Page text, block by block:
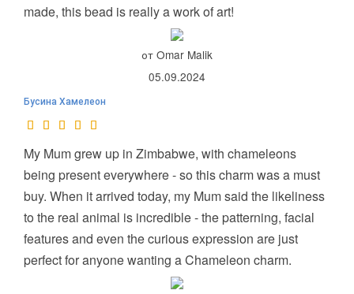
made, this bead is really a work of art!
от Omar Malik
05.09.2024
Бусина Хамелеон
My Mum grew up in Zimbabwe, with chameleons
being present everywhere - so this charm was a must
buy. When it arrived today, my Mum said the likeliness
to the real animal is incredible - the patterning, facial
features and even the curious expression are just
perfect for anyone wanting a Chameleon charm.